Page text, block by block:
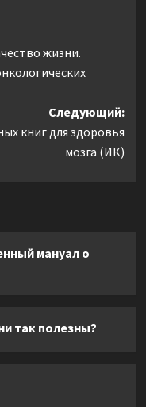
жизни.
Следующий:
книг для здоровья
мозга (ИК)
мануал о
так полезны?